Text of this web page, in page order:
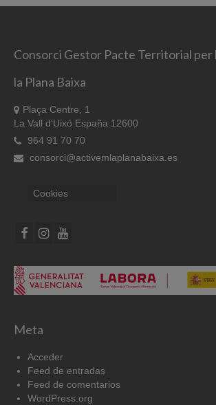
Consorci Gestor Pacte Territorial per
la Plana Baixa
Plaça Centre, 1
La Vall d'Uixó España 12600
964 91 70 70
consorci@activemlaplanabaixa.es
Cookies
Meta
Acceder
Feed de entradas
Feed de comentarios
WordPress.org